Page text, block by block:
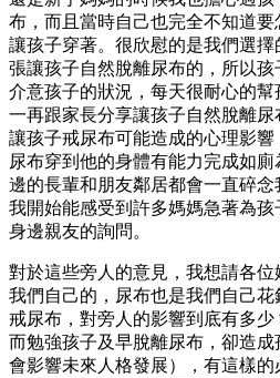
布，而且當時自己也完全不知道
讓孩子穿著。很欣慰的是我們選
張讓孩子自然脫離尿布的，所以
介意孩子的狀況，每天很耐心的
一再跟家長分享讓孩子自然脫離
讓孩子戒尿布可能造成的心理影
尿布穿到他的身體有能力完成如
邊的長輩和朋友鄰居都會一直碎念
我開始能感受到許多媽媽急著為
身邊親友的詢問。
對於這些旁人的意見，我想請各
我們自己的，尿布也是我們自己
戒尿布，對旁人的影響到底有多
而勉強孩子及早脫離尿布，卻造
會影響未來人格發展），有這樣的